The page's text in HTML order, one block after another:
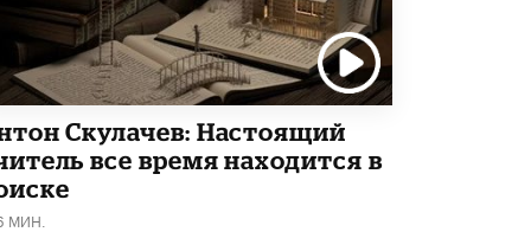
Уличенный в списывании школьник
вернул себе призовое место на
олимпиаде через суд
5 ИЮНЯ /ЧТО ПРОИСХОДИТ?
«Евгений Онегин» станет обязательным
для повторения в 10–11-х классах
Скулачев: Настоящий
все время находится в
МИН.